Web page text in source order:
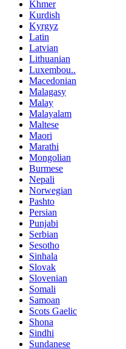
Khmer
Kurdish
Kyrgyz
Latin
Latvian
Lithuanian
Luxembou..
Macedonian
Malagasy
Malay
Malayalam
Maltese
Maori
Marathi
Mongolian
Burmese
Nepali
Norwegian
Pashto
Persian
Punjabi
Serbian
Sesotho
Sinhala
Slovak
Slovenian
Somali
Samoan
Scots Gaelic
Shona
Sindhi
Sundanese